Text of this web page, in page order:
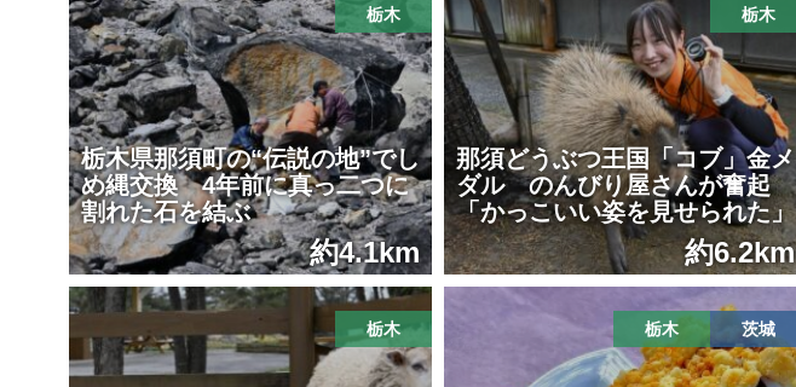
栃木
栃木県那須町の“伝説の地”でし
め縄交換 4年前に真っ二つに
割れた石を結ぶ
約4.1km
栃木
那須どうぶつ王国「コブ」金メ
ダル のんびり屋さんが奮起
「かっこいい姿を見せられた」
約6.2km
栃木 茨城
栃木